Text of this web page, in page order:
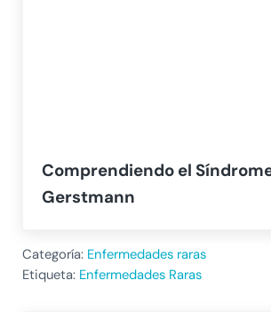
Comprendiendo el
Gerstmann
Categoría: Enfermedades raras
Etiqueta: Enfermedades Raras